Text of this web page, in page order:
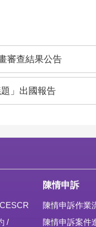
審查結果公告
」出國報告
/
陳情申訴
陳情申訴作業
陳情申訴案件